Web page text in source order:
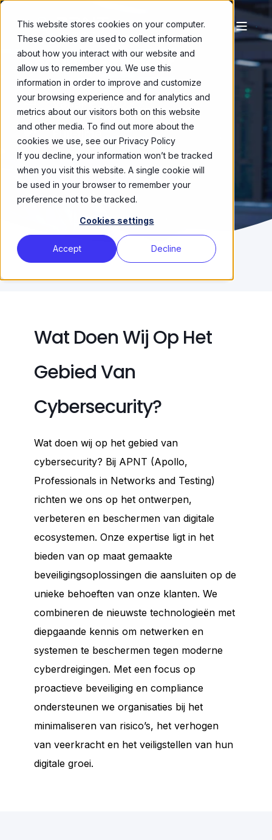
This website stores cookies on your computer.
These cookies are used to collect information
about how you interact with our website and
allow us to remember you. We use this
information in order to improve and customize
your browsing experience and for analytics and
metrics about our visitors both on this website
and other media. To find out more about the
cookies we use, see our Privacy Policy
If you decline, your information won’t be tracked
when you visit this website. A single cookie will
be used in your browser to remember your
preference not to be tracked.
Cookies settings
Accept Decline
Security Engineer
Vanaf €3000,-
Full-time
Solliciteer Direct 🤝
Wat Doen Wij Op Het
Gebied Van
Cybersecurity?
Wat doen wij op het gebied van
cybersecurity? Bij APNT (Apollo,
Professionals in Networks and Testing)
richten we ons op het ontwerpen,
verbeteren en beschermen van digitale
ecosystemen. Onze expertise ligt in het
bieden van op maat gemaakte
beveiligingsoplossingen die aansluiten op de
unieke behoeften van onze klanten. We
combineren de nieuwste technologieën met
diepgaande kennis om netwerken en
systemen te beschermen tegen moderne
cyberdreigingen. Met een focus op
proactieve beveiliging en compliance
ondersteunen we organisaties bij het
minimaliseren van risico’s, het verhogen
van veerkracht en het veiligstellen van hun
digitale groei.